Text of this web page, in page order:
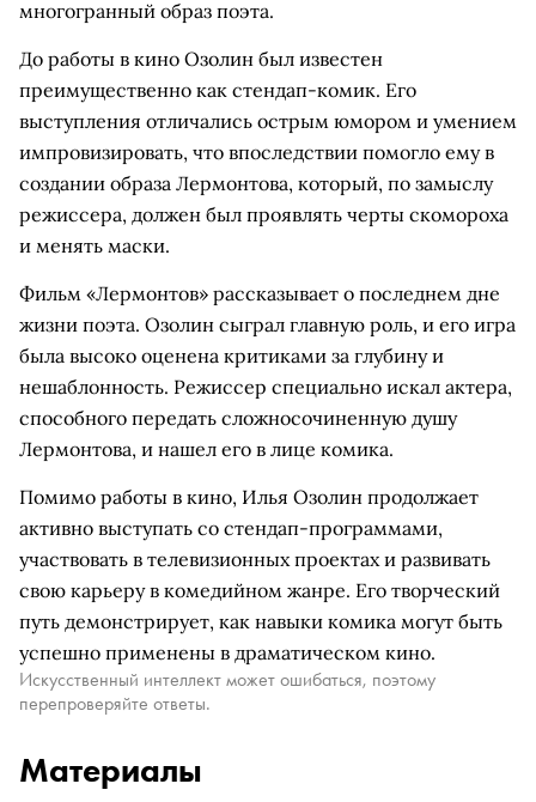
многогранный образ поэта.
До работы в кино Озолин был известен
преимущественно как стендап-комик. Его
выступления отличались острым юмором и умением
импровизировать, что впоследствии помогло ему в
создании образа Лермонтова, который, по замыслу
режиссера, должен был проявлять черты скомороха
и менять маски.
Фильм «Лермонтов» рассказывает о последнем дне
жизни поэта. Озолин сыграл главную роль, и его игра
была высоко оценена критиками за глубину и
нешаблонность. Режиссер специально искал актера,
способного передать сложносочиненную душу
Лермонтова, и нашел его в лице комика.
Помимо работы в кино, Илья Озолин продолжает
активно выступать со стендап-программами,
участвовать в телевизионных проектах и развивать
свою карьеру в комедийном жанре. Его творческий
путь демонстрирует, как навыки комика могут быть
успешно применены в драматическом кино.
Искусственный интеллект может ошибаться, поэтому
перепроверяйте ответы.
Материалы